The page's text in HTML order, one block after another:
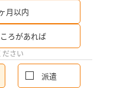
月以内
ろがあれば
さい
派遣